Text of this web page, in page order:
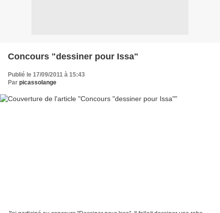
Concours "dessiner pour Issa"
Publié le 17/09/2011 à 15:43
Par picassolange